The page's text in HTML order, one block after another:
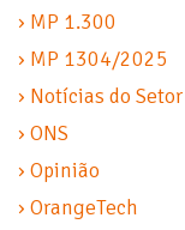
› MP 1.300
› MP 1304/2025
› Notícias do Setor
› ONS
› Opinião
› OrangeTech